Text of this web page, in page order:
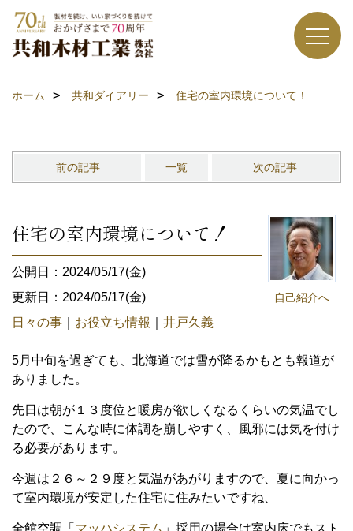
ホーム 共和ダイアリー 住宅の室内環境について！
前の記事 一覧 次の記事
自己紹介へ
住宅の室内環境について！
公開日：2024/05/17(金)
更新日：2024/05/17(金)
日々の事
お役立ち情報 井戸久義
5月中旬を過ぎても、北海道では雪が降るかもとも報道が
ありました。
先日は朝が１３度位と暖房が欲しくなるくらいの気温でし
たので、こんな時に体調を崩しやすく、風邪には気を付け
る必要があります。
今週は２６～２９度と気温があがりますので、夏に向かっ
て室内環境が安定した住宅に住みたいですね、
全館空調「 マッハシステム 」採用の場合は室内床でもスト